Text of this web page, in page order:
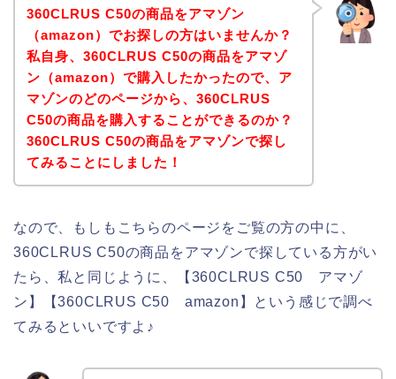
360CLRUS C50の商品をアマゾン
（amazon）でお探しの方はいませんか？
私自身、360CLRUS C50の商品をアマゾ
ン（amazon）で購入したかったので、ア
マゾンのどのページから、360CLRUS
C50の商品を購入することができるのか？
360CLRUS C50の商品をアマゾンで探し
てみることにしました！
なので、もしもこちらのページをご覧の方の中に、
360CLRUS C50の商品をアマゾンで探している方がい
たら、私と同じように、【360CLRUS C50 アマゾ
ン】【360CLRUS C50 amazon】という感じで調べ
てみるといいですよ♪